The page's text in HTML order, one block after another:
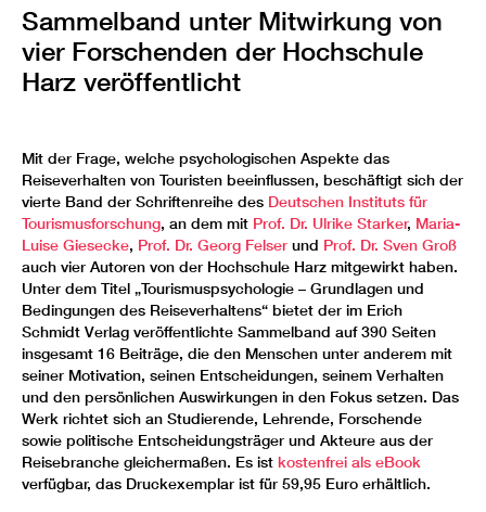
Sammelband unter Mitwirkung von
vier Forschenden der Hochschule
Harz veröffentlicht
Mit der Frage, welche psychologischen Aspekte das
Reiseverhalten von Touristen beeinflussen, beschäftigt sich der
vierte Band der Schriftenreihe des Deutschen Instituts für
Tourismusforschung, an dem mit Prof. Dr. Ulrike Starker, Maria-
Luise Giesecke, Prof. Dr. Georg Felser und Prof. Dr. Sven Groß
auch vier Autoren von der Hochschule Harz mitgewirkt haben.
Unter dem Titel „Tourismuspsychologie – Grundlagen und
Bedingungen des Reiseverhaltens“ bietet der im Erich
Schmidt Verlag veröffentlichte Sammelband auf 390 Seiten
insgesamt 16 Beiträge, die den Menschen unter anderem mit
seiner Motivation, seinen Entscheidungen, seinem Verhalten
und den persönlichen Auswirkungen in den Fokus setzen. Das
Werk richtet sich an Studierende, Lehrende, Forschende
sowie politische Entscheidungsträger und Akteure aus der
Reisebranche gleichermaßen. Es ist kostenfrei als eBook
verfügbar, das Druckexemplar ist für 59,95 Euro erhältlich.